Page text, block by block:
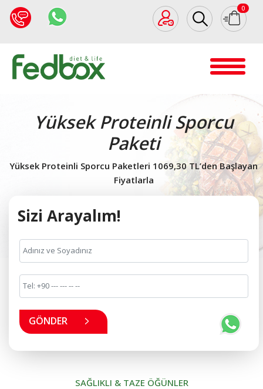
0
Yüksek Proteinli Sporcu
Paketi
Yüksek Proteinli Sporcu Paketleri 1069,30 TL’den Başlayan
Fiyatlarla
Sizi Arayalım!
GÖNDER
SAĞLIKLI & TAZE ÖĞÜNLER